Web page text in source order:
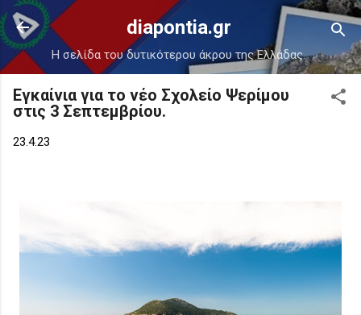
Μετάβαση στο κύριο περιεχόμενο
diapontia.gr
Η σελίδα του δυτικότερου άκρου της Ελλάδας.
Εγκαίνια για το νέο Σχολείο Ψερίμου
στις 3 Σεπτεμβρίου.
23.4.23